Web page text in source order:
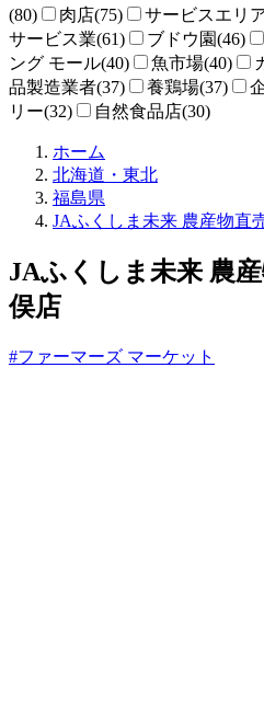
(80)
肉店(75) サービスエリ
サービス業(61)
ブドウ園(46)
ング モール(40)
魚市場(40)
品製造業者(37)
養鶏場(37)
リー(32)
自然食品店(30)
ホーム
売
ね
と
北海道・東北
福島県
JAふくしま未来 農産物直
JAふくしま未来 農
俣店
#ファーマーズ マーケット